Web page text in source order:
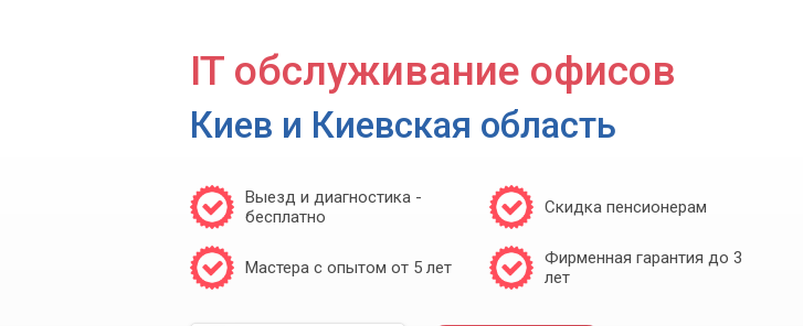
IT обслуживание офисов
Киев и Киевская область
Выезд и диагностика -
бесплатно
Скидка пенсионерам
Мастера с опытом от 5 лет
Фирменная гарантия до 3
лет